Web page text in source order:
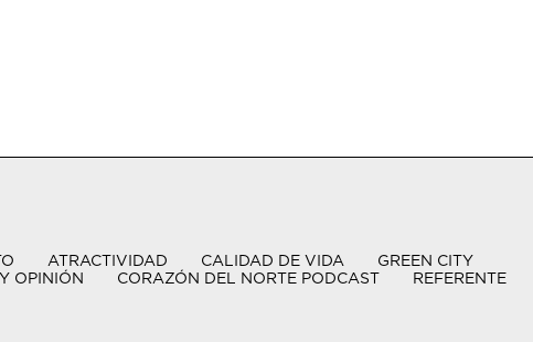
ATRACTIVIDAD CALIDAD DE VIDA
GREEN CITY
OPINIÓN
CORAZÓN DEL NORTE PODCAST REFERENTE